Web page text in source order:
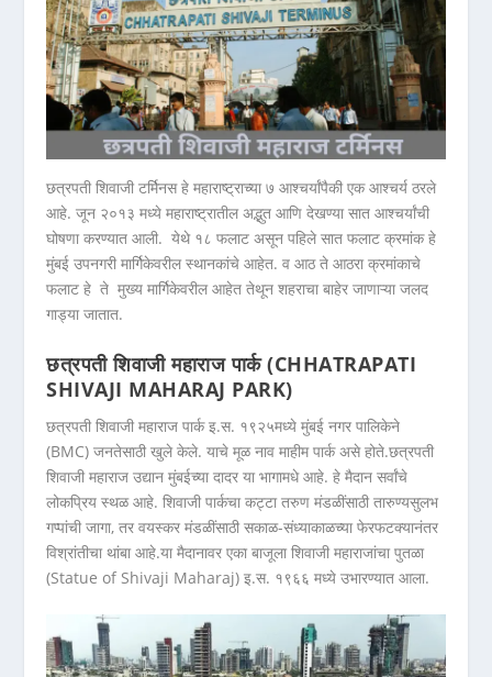
छत्रपती शिवाजी टर्मिनस हे महाराष्ट्राच्या ७ आश्चर्यांपैकी एक आश्चर्य ठरले
आहे. जून २०१३ मध्ये महाराष्ट्रातील अद्भुत आणि देखण्या सात आश्चर्यांची
घोषणा करण्यात आली. येथे १८ फलाट असून पहिले सात फलाट क्रमांक हे
मुंबई उपनगरी मार्गिकेवरील स्थानकांचे आहेत. व आठ ते आठरा क्रमांकाचे
फलाट हे ते मुख्य मार्गिकेवरील आहेत तेथून शहराचा बाहेर जाणाऱ्या जलद
गाड्या जातात.
छत्रपती शिवाजी महाराज पार्क (CHHATRAPATI
SHIVAJI MAHARAJ PARK)
छत्रपती शिवाजी महाराज पार्क इ.स. १९२५मध्ये मुंबई नगर पालिकेने
(BMC) जनतेसाठी खुले केले. याचे मूळ नाव माहीम पार्क असे होते.छत्रपती
शिवाजी महाराज उद्यान मुंबईच्या दादर या भागामधे आहे. हे मैदान सर्वांचे
लोकप्रिय स्थळ आहे. शिवाजी पार्कचा कट्टा तरुण मंडळींसाठी तारुण्यसुलभ
गप्पांची जागा, तर वयस्कर मंडळींसाठी सकाळ-संध्याकाळच्या फेरफटक्यानंतर
विश्रांतीचा थांबा आहे.या मैदानावर एका बाजूला शिवाजी महाराजांचा पुतळा
(Statue of Shivaji Maharaj) इ.स. १९६६ मध्ये उभारण्यात आला.